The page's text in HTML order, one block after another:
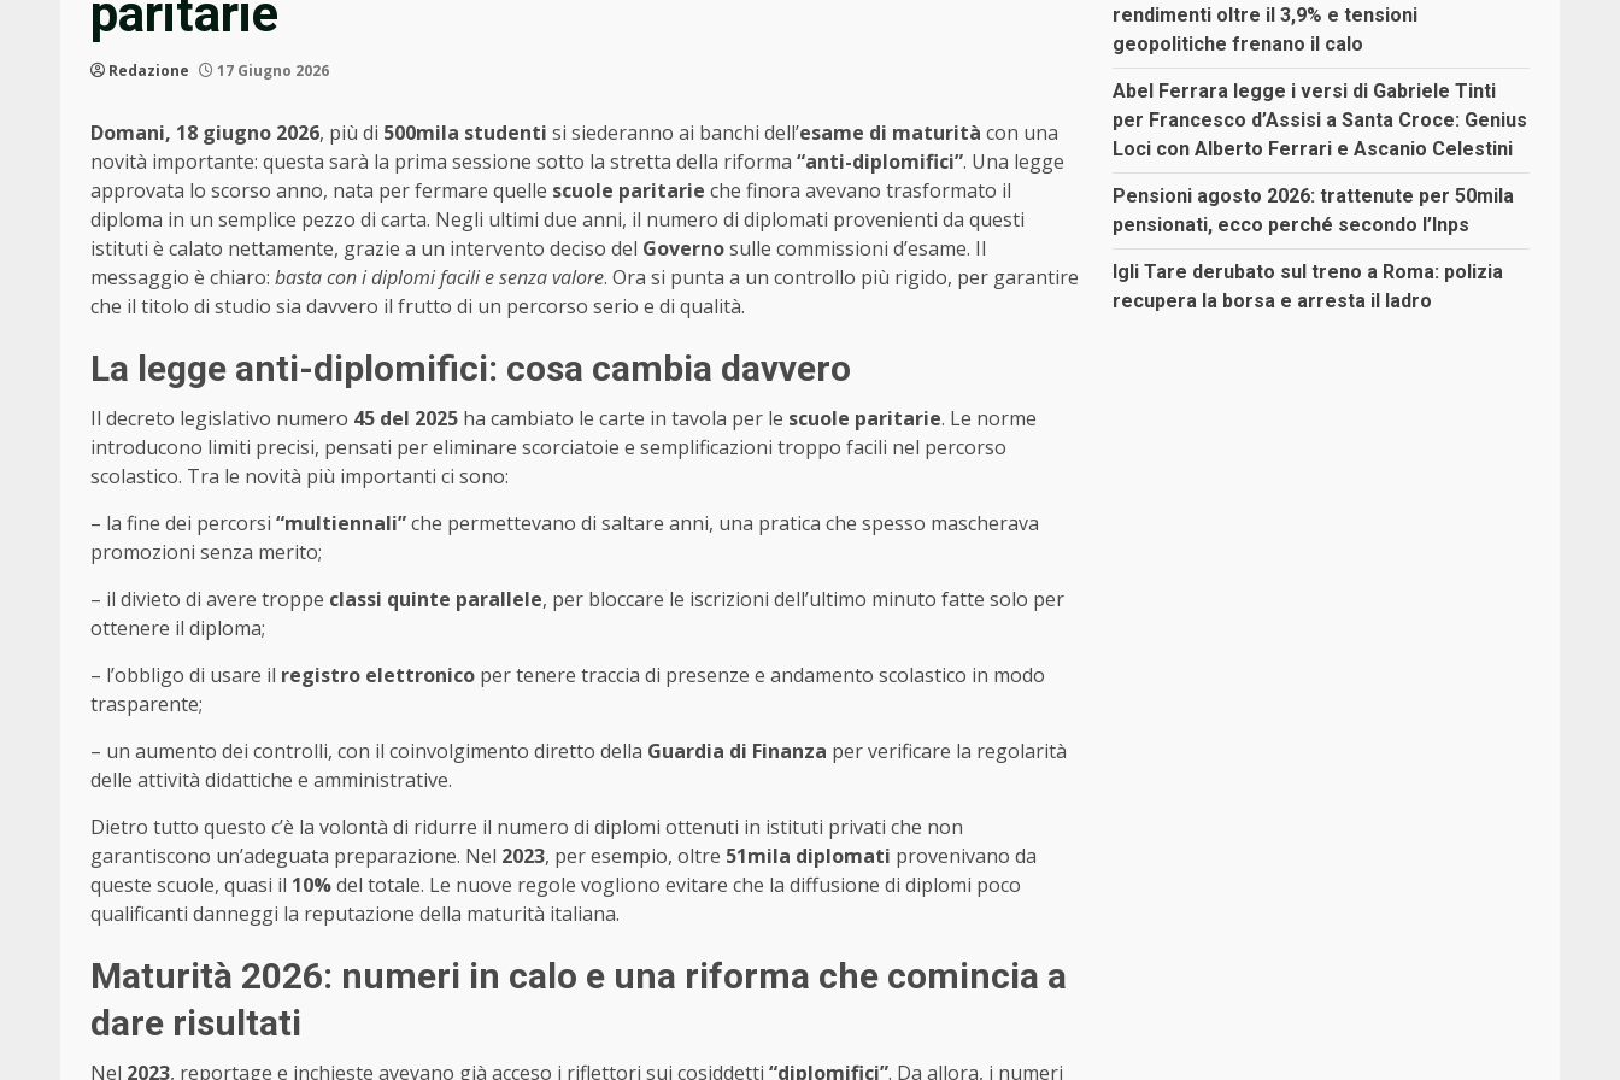
paritarie
Redazione 17 Giugno 2026
Domani, 18 giugno 2026, più di 500mila studenti si siederanno ai banchi dell’esame di maturità con una
novità importante: questa sarà la prima sessione sotto la stretta della riforma “anti-diplomifici”. Una legge
approvata lo scorso anno, nata per fermare quelle scuole paritarie che finora avevano trasformato il
diploma in un semplice pezzo di carta. Negli ultimi due anni, il numero di diplomati provenienti da questi
istituti è calato nettamente, grazie a un intervento deciso del Governosulle commissioni d’esame. Il
messaggio è chiaro: basta con i diplomi facili e senza valore. Ora si punta a un controllo più rigido, per garantire
che il titolo di studio sia davvero il frutto di un percorso serio e di qualità.
La legge anti-diplomifici: cosa cambia davvero
Il decreto legislativo numero 45 del 2025 ha cambiato le carte in tavola per le scuole paritarie. Le norme
introducono limiti precisi, pensati per eliminare scorciatoie e semplificazioni troppo facili nel percorso
scolastico. Tra le novità più importanti ci sono:
– la fine dei percorsi “multiennali”che permettevano di saltare anni, una pratica che spesso mascherava
promozioni senza merito;
– il divieto di avere troppe classi quinte parallele, per bloccare le iscrizioni dell’ultimo minuto fatte solo per
ottenere il diploma;
– l’obbligo di usare il registro elettronico per tenere traccia di presenze e andamento scolastico in modo
trasparente;
– un aumento dei controlli, con il coinvolgimento diretto della Guardia di Finanza per verificare la regolarità
delle attività didattiche e amministrative.
Dietro tutto questo c’è la volontà di ridurre il numero di diplomi ottenuti in istituti privati che non
garantiscono un’adeguata preparazione. Nel 2023, per esempio, oltre 51mila diplomati provenivano da
queste scuole, quasi il 10%del totale. Le nuove regole vogliono evitare che la diffusione di diplomi poco
qualificanti danneggi la reputazione della maturità italiana.
Maturità 2026: numeri in calo e una riforma che comincia a
dare risultati
Nel 2023, reportage e inchieste avevano già acceso i riflettori sui cosiddetti “diplomifici”. Da allora, i numeri
rendimenti oltre il 3,9% e tensioni
geopolitiche frenano il calo
Abel Ferrara legge i versi di Gabriele Tinti
per Francesco d’Assisi a Santa Croce: Genius
Loci con Alberto Ferrari e Ascanio Celestini
Pensioni agosto 2026: trattenute per 50mila
pensionati, ecco perché secondo l’Inps
Igli Tare derubato sul treno a Roma: polizia
recupera la borsa e arresta il ladro